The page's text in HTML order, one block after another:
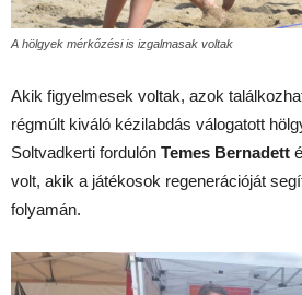
A hölgyek mérkőzési is izgalmasak voltak
Akik figyelmesek voltak, azok
régmúlt kiváló kézilabdás válogatott
Soltvadkerti fordulón Temes Bernadett
volt, akik a játékosok regenerációját
folyamán.